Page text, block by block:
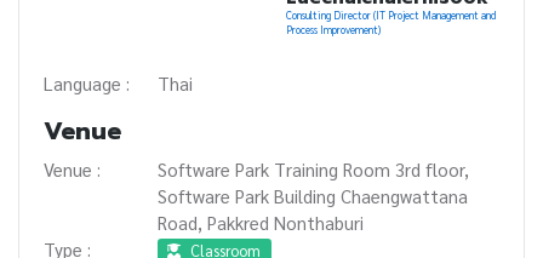
Consulting Director (IT Project Management and
Process Improvement)
Language : Thai
Venue
Venue :
Software Park Training Room 3rd floor,
Software Park Building Chaengwattana
Road, Pakkred Nonthaburi
Type :
Classroom